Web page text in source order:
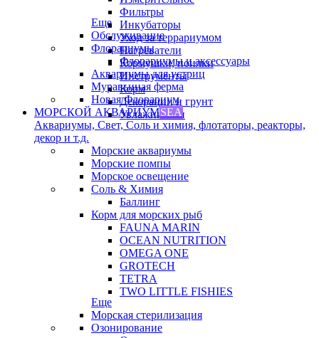
Фильтры
Инкубаторы
Уход за террариумом
Нагреватели
Кормушки, поилки
Инструменты
Корм
Декорации и грунт
Увлажнители
Еще
Обслуживание
Флорариумы
Флорариумы и аксессуары
Аквариумы для устриц
Муравьиная ферма
Новая Флорариум
МОРСКОЙ АКВАРИУМSEA
Аквариумы, Свет, Соль и химия, флотаторы, реакторы,
декор и т.д.
Морские аквариумы
Морские помпы
Морское освещение
Соль & Химия
Баллинг
Корм для морских рыб
FAUNA MARIN
OCEAN NUTRITION
OMEGA ONE
GROTECH
TETRA
TWO LITTLE FISHIES
Еще
Морская стерилизация
Озонирование